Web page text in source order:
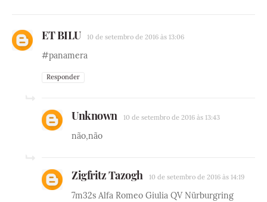
ET BILU 10 de setembro de 2016 às 13:06
#panamera
Responder
Unknown 10 de setembro de 2016 às 13:43
não,não
Zigfritz Tazogh 10 de setembro de 2016 às 14:19
7m32s Alfa Romeo Giulia QV Nürburgring